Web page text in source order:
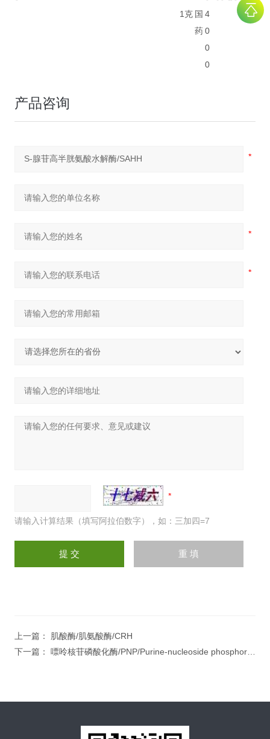
1克 国
药
4
0
0
0
产品咨询
请输入计算结果（填写阿拉伯数字），如：三加四=7
上一篇： 肌酸酶/肌氨酸酶/CRH
下一篇： 嘌呤核苷磷酸化酶/PNP/Purine-nucleoside phosphorylase